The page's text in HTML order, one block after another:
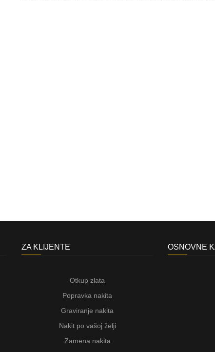
ZA KLIJENTE
Otkup zlata
Popravka nakita
Graviranje nakita
Nakit po vašoj želji
Zamena nakita
OSNOVNE